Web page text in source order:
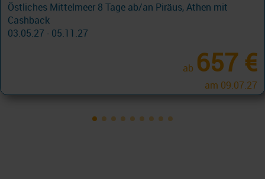
Östliche Karibik 8 Tage ab/an Miami
22.08.26 - 20.12.26
589 €
am 28.11.26